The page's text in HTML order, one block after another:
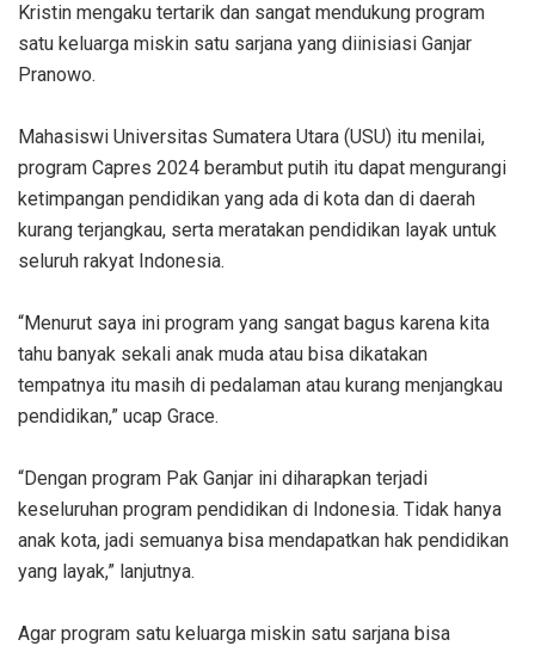
Kristin mengaku tertarik dan sangat mendukung program
satu keluarga miskin satu sarjana yang diinisiasi Ganjar
Pranowo.
Mahasiswi Universitas Sumatera Utara (USU) itu menilai,
program Capres 2024 berambut putih itu dapat mengurangi
ketimpangan pendidikan yang ada di kota dan di daerah
kurang terjangkau, serta meratakan pendidikan layak untuk
seluruh rakyat Indonesia.
“Menurut saya ini program yang sangat bagus karena kita
tahu banyak sekali anak muda atau bisa dikatakan
tempatnya itu masih di pedalaman atau kurang menjangkau
pendidikan,” ucap Grace.
“Dengan program Pak Ganjar ini diharapkan terjadi
keseluruhan program pendidikan di Indonesia. Tidak hanya
anak kota, jadi semuanya bisa mendapatkan hak pendidikan
yang layak,” lanjutnya.
Agar program satu keluarga miskin satu sarjana bisa